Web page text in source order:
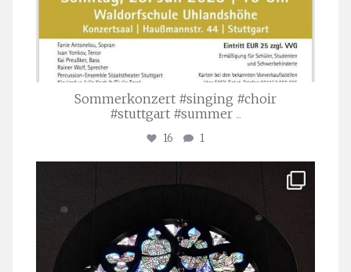
Sommerkonzert #singing #choir
#stuttgart #summer ...
16 1
Apr. 1